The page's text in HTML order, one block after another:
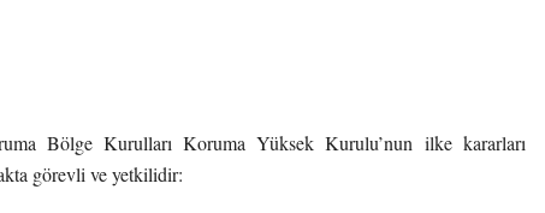
Bölge Kurulları Koruma Yüksek Kurulu’nun ilke kararları
görevli ve yetkilidir: